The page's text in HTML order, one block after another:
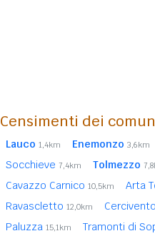
Censimenti dei
Lauco 1,4km Enemonzo 3,6km
Socchieve 7,4km Tolmezzo
Cavazzo Carnico 10,5km Arta
Ravascletto 12,0km Cercivento
Paluzza 15,1km Tramonti di